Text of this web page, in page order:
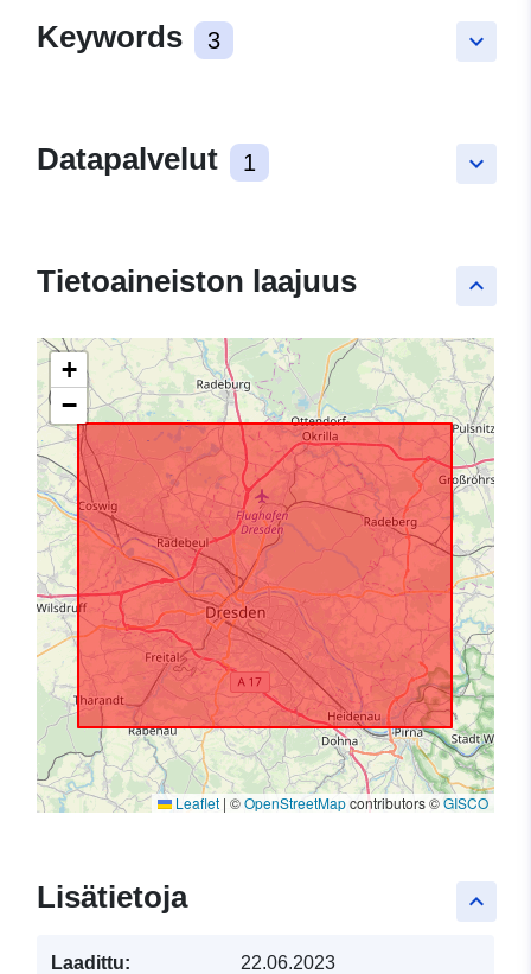
keyboard_arrow_down
Keywords 3
keyboard_arrow_down
Datapalvelut 1
keyboard_arrow_up
Tietoaineiston laajuus
+
−
Leaflet | ©OpenStreetMapcontributors ©GISCO
keyboard_arrow_up
Lisätietoja
Laadittu: 22.06.2023